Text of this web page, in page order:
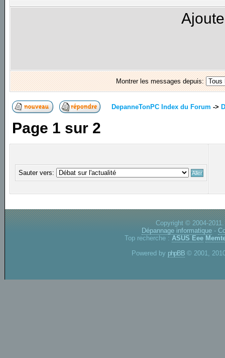
Montrer les messages depuis:
DepanneTonPC Index du Forum ->
Page 1 sur 2
Sauter vers:
Copyright © 2004-
Dépannage informatique -
Top recherche : ASUS Eee
Powered by phpBB © 2001,